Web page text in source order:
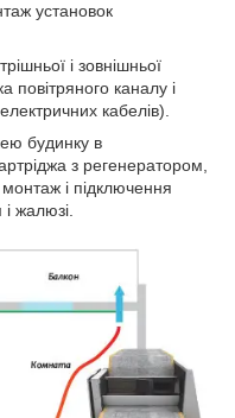
установок
і зовнішньої
повітряного каналу і
кабелів).
будинку в
з регенератором,
і підключення
жалюзі.